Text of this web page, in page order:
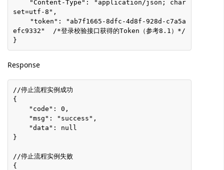
set=utf-8",
efc9332"  /*登录校验接口获得的Token（参考8.1）*/
}
Response
//停止流程实例成功
{
"code": 0,
"msg": "success",
"data": null
}
//停止流程实例失败
{